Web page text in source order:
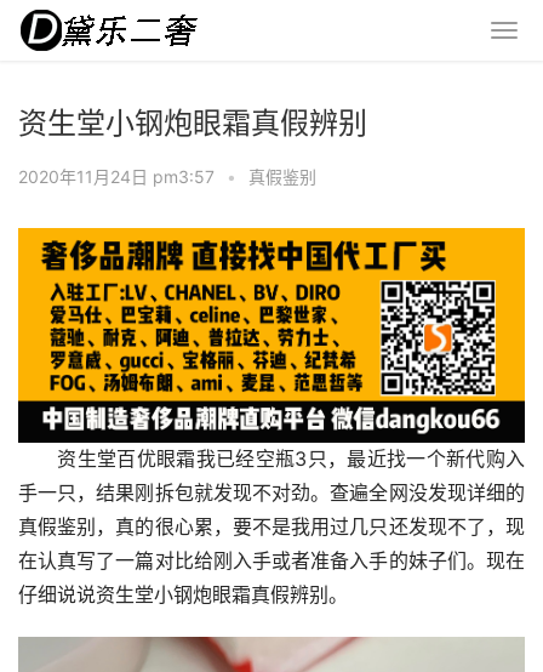
资生堂小钢炮眼霜真假辨别
2020年11月24日 pm3:57 • 真假鉴别
​资生堂百优眼霜我已经空瓶3只，最近找一个新代购入
手一只，结果刚拆包就发现不对劲。查遍全网没发现详细的
真假鉴别，真的很心累，要不是我用过几只还发现不了，现
在认真写了一篇对比给刚入手或者准备入手的妹子们。现在
仔细说说资生堂小钢炮眼霜真假辨别。